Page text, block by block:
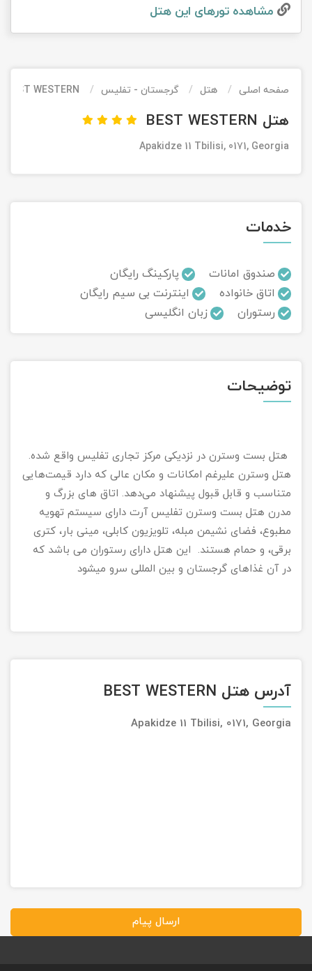
مشاهده تور‌های این هتل
صفحه اصلی هتل گرجستان - تفلیس BEST WESTERN
هتل BEST WESTERN
Apakidze 11 Tbilisi, 0171, Georgia
خدمات
صندوق امانات
پارکینگ رایگان
اتاق خانواده
اینترنت بی سیم رایگان
رستوران
زبان انگلیسی
توضیحات
هتل بست وسترن در نزدیکی مرکز تجاری تفلیس واقع شده.
هتل وسترن علیرغم امکانات و مکان عالی که دارد قیمت‌هایی
متناسب و قابل قبول پیشنهاد می‌دهد. اتاق های بزرگ و
مدرن هتل بست وسترن تفلیس آرت دارای سیستم تهویه
مطبوع، فضای نشیمن مبله، تلویزیون کابلی، مینی بار، کتری
برقی، و حمام هستند. این هتل دارای رستوران می باشد که
در آن غذاهای گرجستان و بین المللی سرو میشود
آدرس هتل BEST WESTERN
Apakidze 11 Tbilisi, 0171, Georgia
ارسال پیام
تور کویر کاراکال
تور کویر مصر
تور ماسوله
تور مرداب سراوان
تور گلستان
تور سوباتان
تور اصفهان
تور ترکمن صحرا
تور آفرود
تور کیش از ساری
اقساطی
تور کیش از بندرعباس
اقساطی
تور قزاقستان اقساطی
تور زیارتی اقساطی